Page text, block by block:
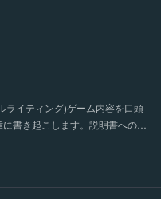
ライティング)ゲーム内容を口頭
書き起こします。説明書への…